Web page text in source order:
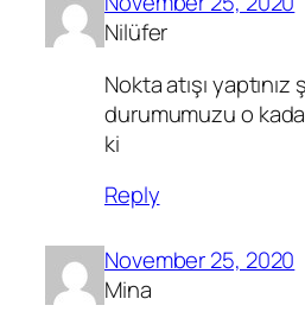
Nilüfer
Nokta atışı yaptınız
durumumuzu o
ki
Reply
November 25, 2020
Mina